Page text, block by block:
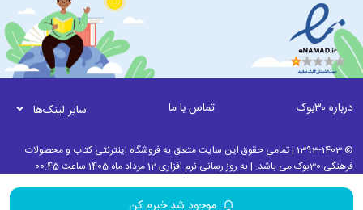
موجود شد خبرم کن
درباره ۳۰بوک تماس با ما سایر لینک‌ها
© 1393-1403 | تمامی حقوق این سایت متعلق به فروشگاه اینترنتی کتاب و محصولات
فرهنگی 30بوک می باشد. | به روز رسانی نرم افزاری 12 مرداد ماه 1405 ساعت 00:45